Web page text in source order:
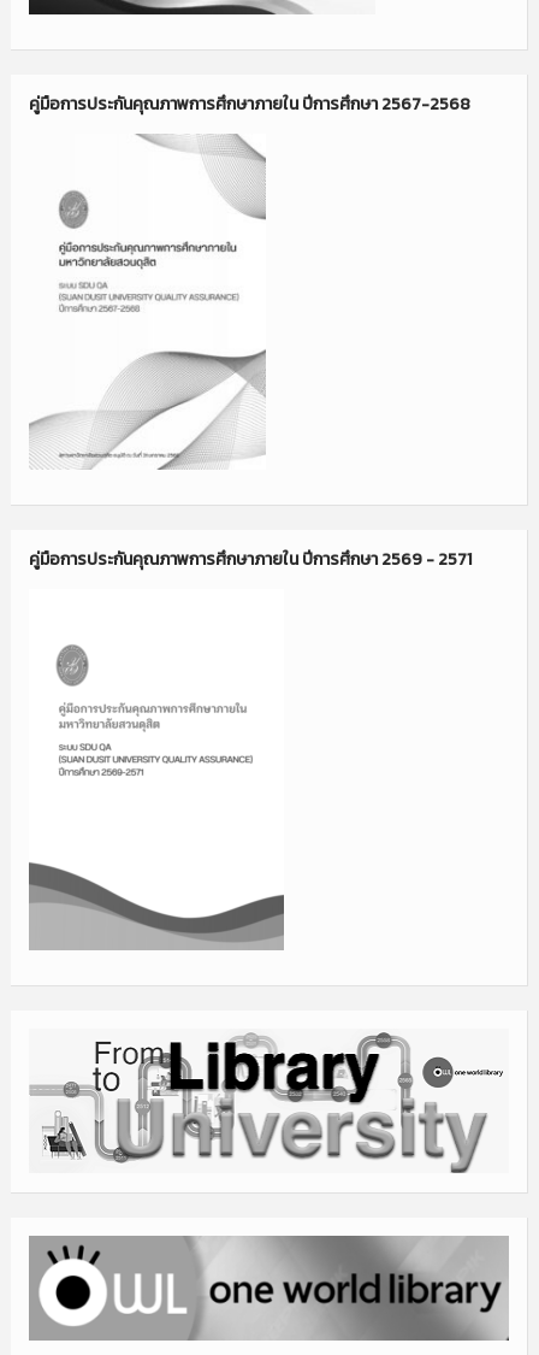
คู่มือการประกันคุณภาพการศึกษาภายใน ปีการศึกษา 2567-2568
คู่มือการประกันคุณภาพการศึกษาภายใน ปีการศึกษา 2569 - 2571